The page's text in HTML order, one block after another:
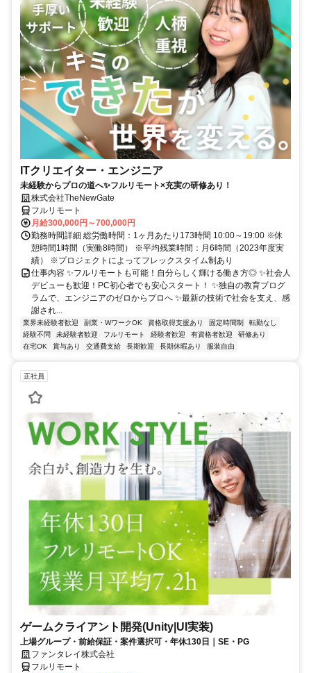
ITクリエイター・エンジニア
未経験からプロの道へ✨フルリモート×充実の研修あり！
株式会社TheNewGate
フルリモート
月給300,000円～700,000円
勤務時間詳細 総労働時間：1ヶ月あたり173時間 10:00～19:00 ※休
憩時間1時間（実働8時間） ※平均残業時間：月6時間（2023年度実
績） ※プロジェクトによってフレックスタイム制あり
仕事内容 ✨フルリモートも可能！自分らしく輝ける働き方◎ ✨社会人
デビューも歓迎！PC初心者でも安心スタート！ ✨独自の教育プログ
ラムで、エンジニアのゼロからプロへ ✨最新の技術で社会を支え、感
謝され...
業界未経験者歓迎 副業・WワークOK 資格取得支援あり 固定時間制
転勤なし
経験不問
未経験者歓迎 フルリモート 経験者歓迎 有資格者歓迎
研修あり
在宅OK
賞与あり 交通費支給 長期歓迎 長期休暇あり 服装自由
正社員
ゲームクライアント開発(Unity|UI実装)
上場グループ・前給保証・案件選択可・年休130日｜SE・PG
ファンタレイ株式会社
フルリモート